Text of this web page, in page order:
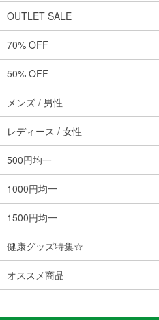
OUTLET SALE
70% OFF
50% OFF
メンズ / 男性
レディース / 女性
500円均一
1000円均一
1500円均一
健康グッズ特集☆
オススメ商品